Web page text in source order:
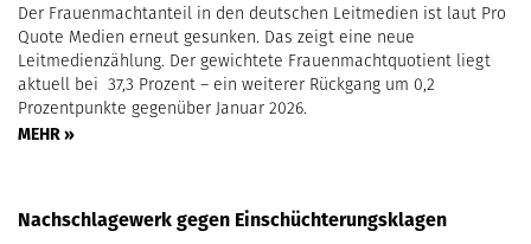
Der Frauenmachtanteil in den deutschen Leitmedien ist laut Pro
Quote Medien erneut gesunken. Das zeigt eine neue
Leitmedienzählung. Der gewichtete Frauenmachtquotient liegt
aktuell bei 37,3 Prozent – ein weiterer Rückgang um 0,2
Prozentpunkte gegenüber Januar 2026.
MEHR »
Nachschlagewerk gegen Einschüchterungsklagen